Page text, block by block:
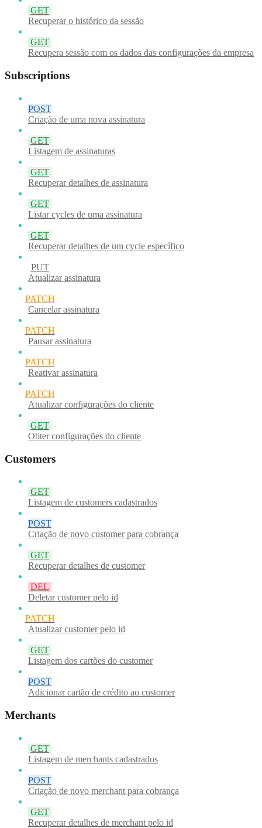
GET
Recuperar o histórico da sessão
GET
Recupera sessão com os dados das configurações da empresa
Subscriptions
POST
Criação de uma nova assinatura
GET
Listagem de assinaturas
GET
Recuperar detalhes de assinatura
GET
Listar cycles de uma assinatura
GET
Recuperar detalhes de um cycle específico
PUT
Atualizar assinatura
PATCH
Cancelar assinatura
PATCH
Pausar assinatura
PATCH
Reativar assinatura
PATCH
Atualizar configurações do cliente
GET
Obter configurações do cliente
Customers
GET
Listagem de customers cadastrados
POST
Criação de novo customer para cobrança
GET
Recuperar detalhes de customer
DEL
Deletar customer pelo id
PATCH
Atualizar customer pelo id
GET
Listagem dos cartões do customer
POST
Adicionar cartão de crédito ao customer
Merchants
GET
Listagem de merchants cadastrados
POST
Criação de novo merchant para cobrança
GET
Recuperar detalhes de merchant pelo id